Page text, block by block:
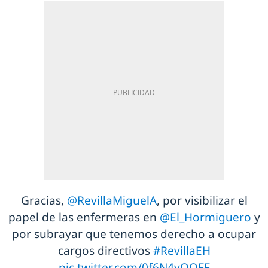
Gracias, @RevillaMiguelA, por visibilizar el
papel de las enfermeras en @El_Hormiguero y
por subrayar que tenemos derecho a ocupar
cargos directivos#RevillaEH